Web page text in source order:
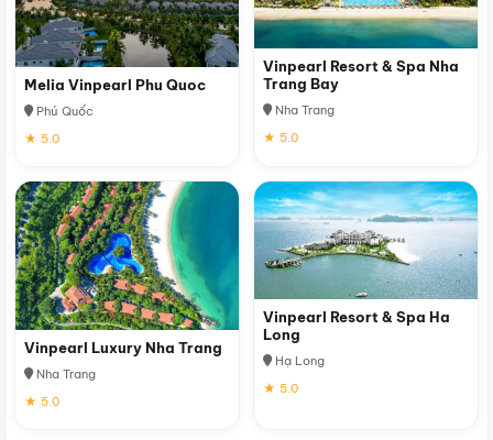
Melia Vinpearl Phu Quoc
Phú Quốc
★ 5.0
Vinpearl Resort & Spa Nha
Trang Bay
Nha Trang
★ 5.0
Vinpearl Luxury Nha Trang
Nha Trang
★ 5.0
Vinpearl Resort & Spa Ha
Long
Hạ Long
★ 5.0